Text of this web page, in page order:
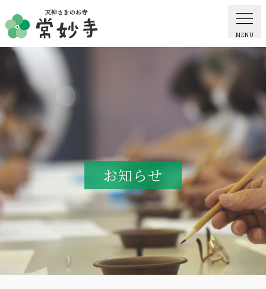
MENU
ホーム
常妙寺紹介
納骨堂・お墓
葬儀・供養・祈祷
ギャラリー
お知らせ
お知らせ